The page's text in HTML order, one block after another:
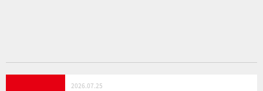
2026.07.25